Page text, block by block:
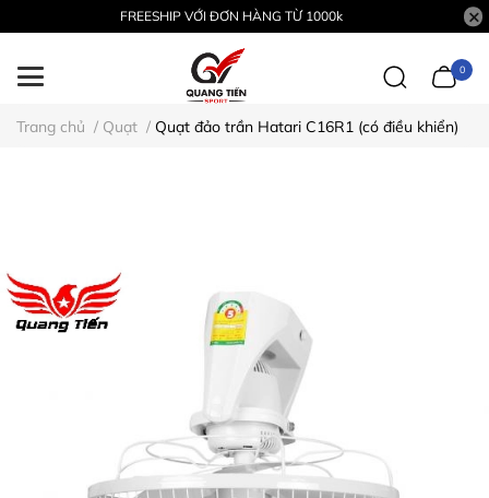
FREESHIP VỚI ĐƠN HÀNG TỪ 1000k
0
Trang chủ / Quạt / Quạt đảo trần Hatari C16R1 (có điều khiển)